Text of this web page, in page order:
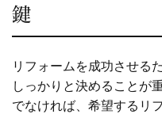
鍵
リフォームを成功させる
しっかりと決めることが
でなければ、希望するリ